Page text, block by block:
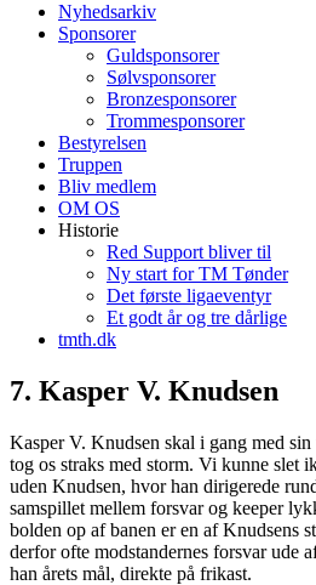
Nyhedsarkiv
Sponsorer
Guldsponsorer
Sølvsponsorer
Bronzesponsorer
Trommesponsorer
Bestyrelsen
Truppen
Bliv medlem
OM OS
Historie
Red Support bliver til
Ny start for TM Tønder
Det første ligaeventyr
Et godt år og tre dårlige
tmth.dk
7. Kasper V. Knudsen
Kasper V. Knudsen skal i gang med
tog os straks med storm. Vi kunne slet
uden Knudsen, hvor han dirigerede
samspillet mellem forsvar og keeper
bolden op af banen er en af Knudsens
derfor ofte modstandernes forsvar ude
han årets mål, direkte på frikast.